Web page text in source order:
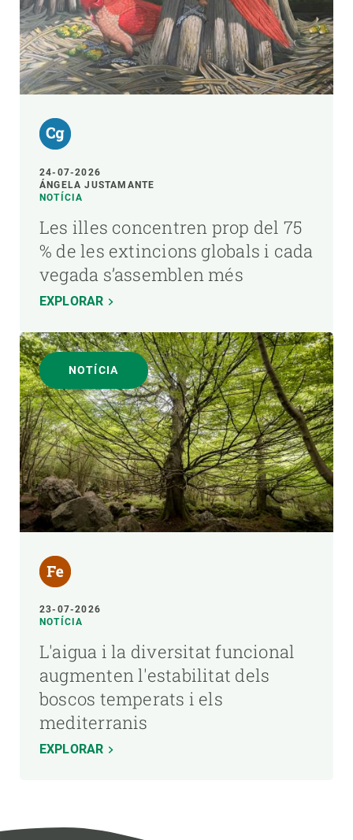
24-07-2026
ÁNGELA JUSTAMANTE
NOTÍCIA
Les illes concentren prop del 75
% de les extincions globals i cada
vegada s’assemblen més
EXPLORAR
NOTÍCIA
23-07-2026
NOTÍCIA
L'aigua i la diversitat funcional
augmenten l'estabilitat dels
boscos temperats i els
mediterranis
EXPLORAR